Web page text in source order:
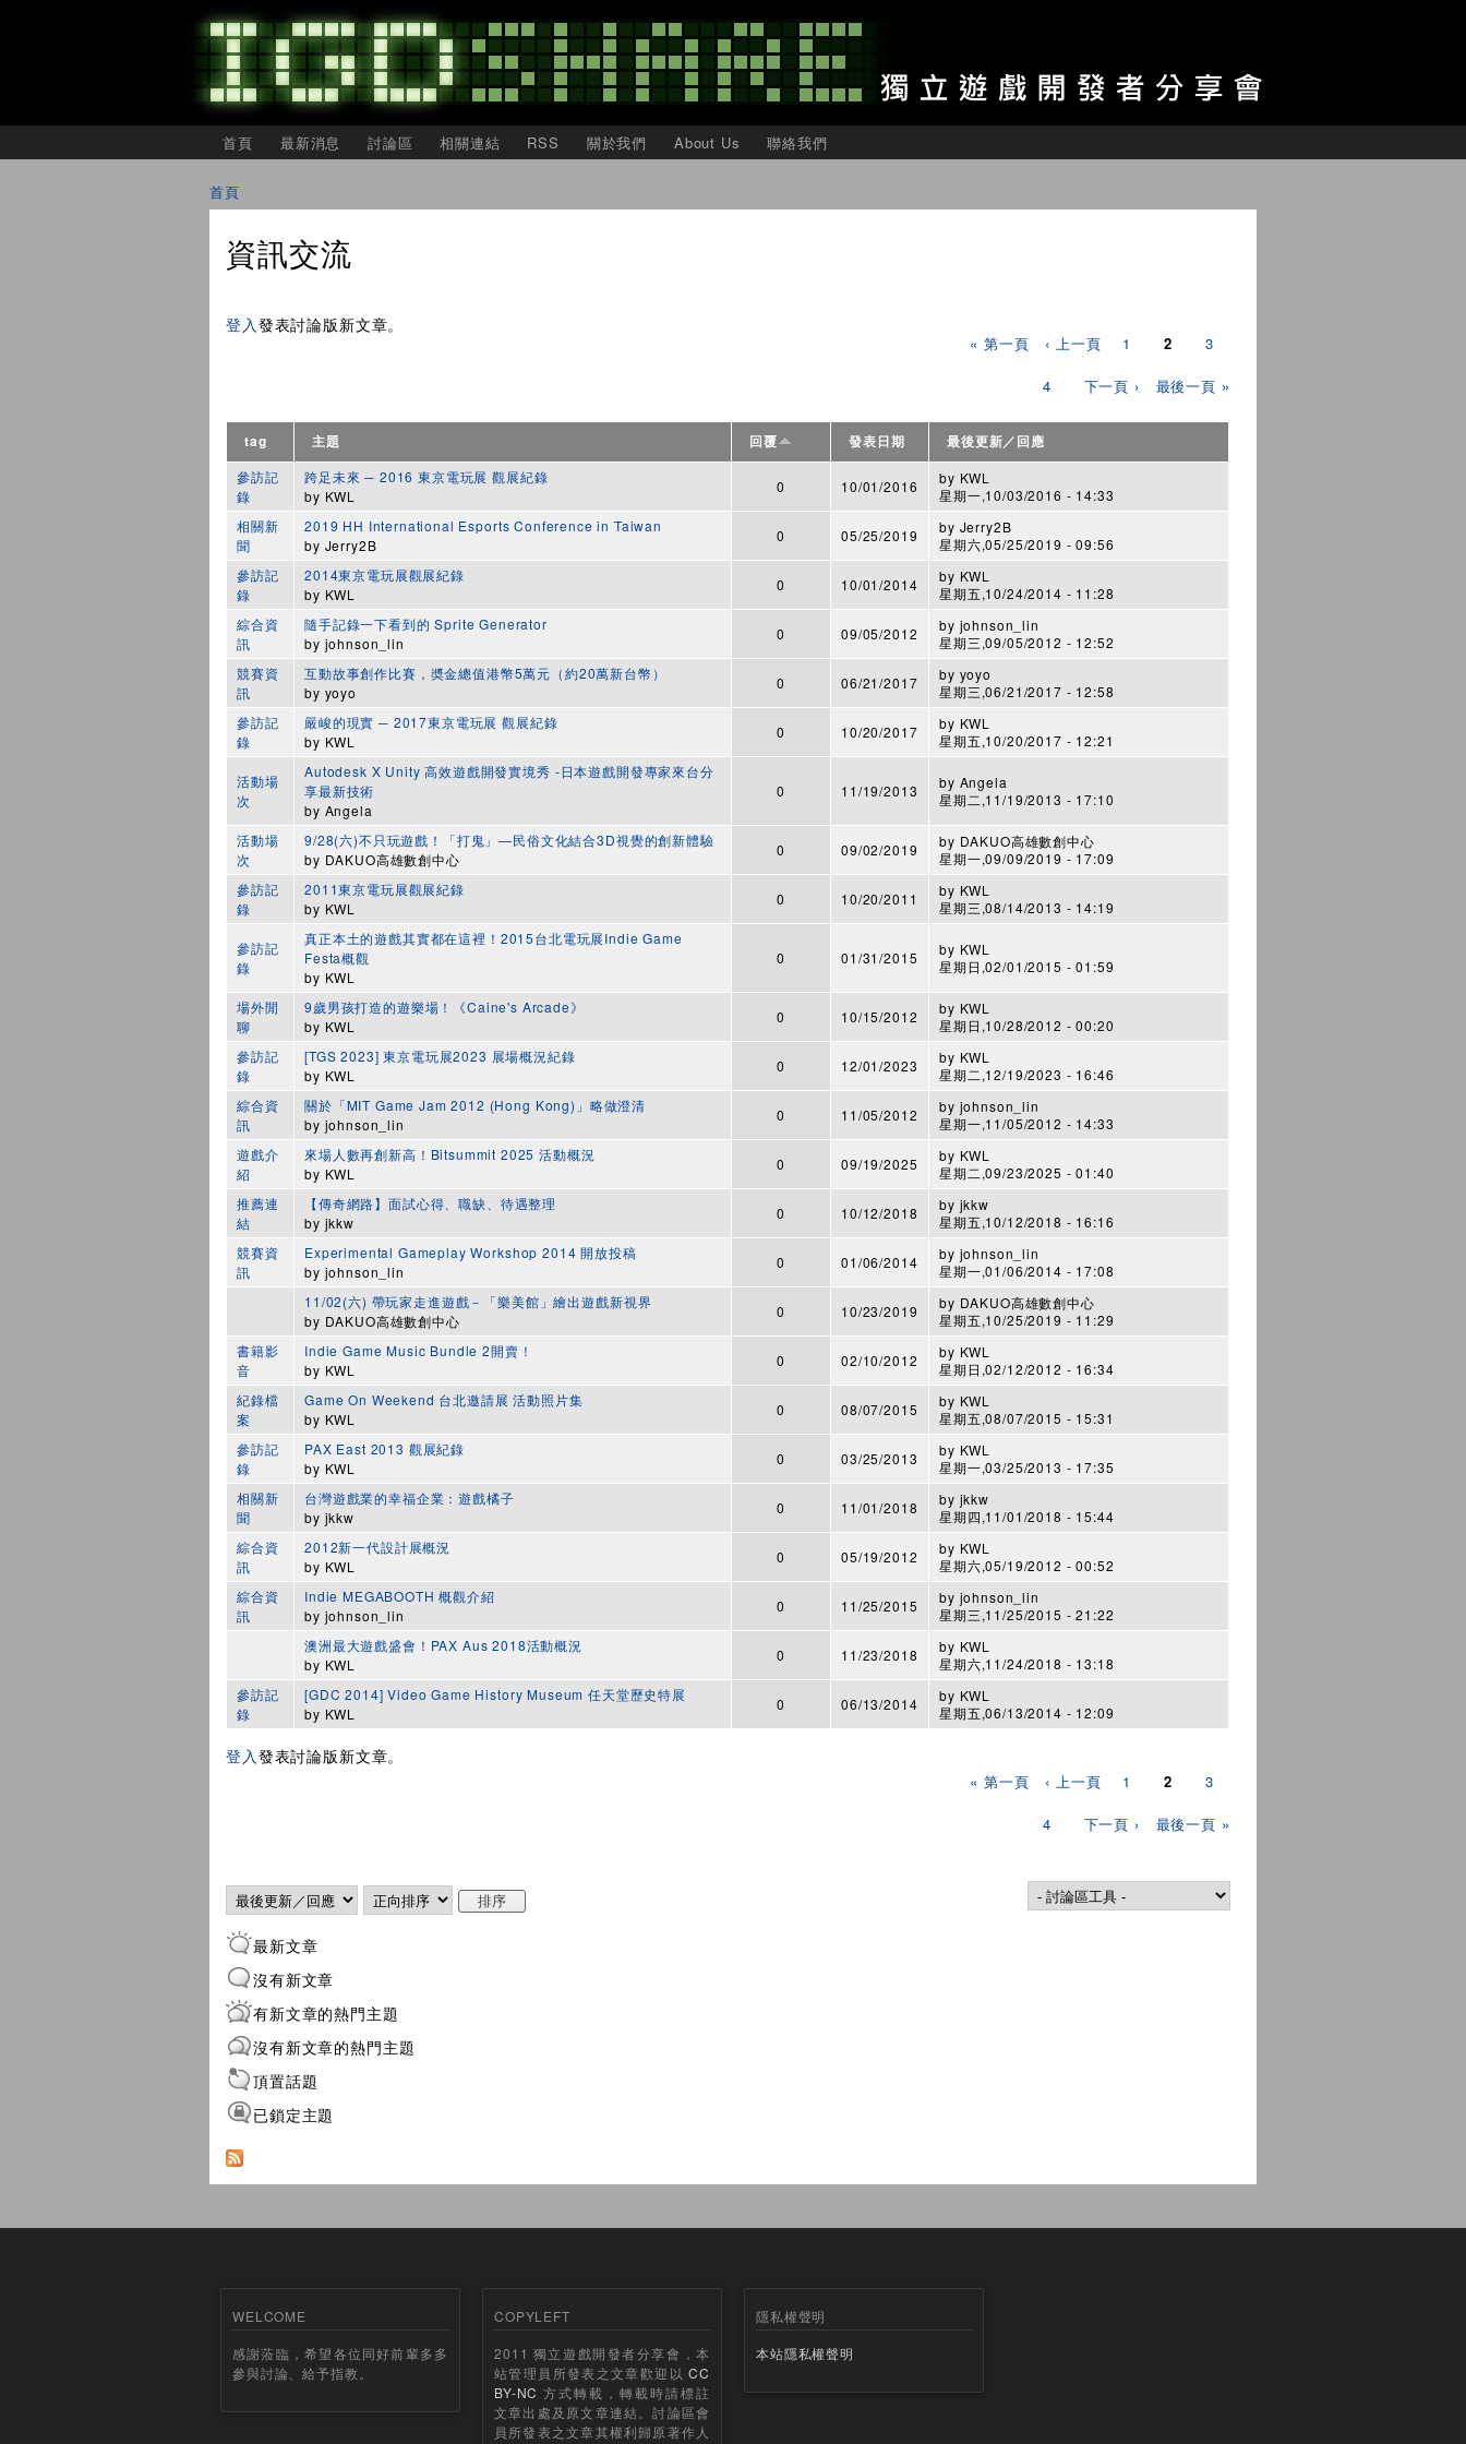
至
主
容
IGDSHARE
首頁 最新消息 討論區 相關連結 RSS 關於我們 About Us 聯絡我們
首頁
資訊交流
登入 發表討論版新文章。
« 第一頁 ‹ 上一頁 1 2 3
4 下一頁 › 最後一頁 »
tag 主題 回覆 發表日期
最後更新／回應
參訪記
錄
跨足未來 ─ 2016 東京電玩展 觀展紀錄
by KWL
0 10/01/2016 by KWL
星期一,10/03/2016 - 14:33
相關新
聞
2019 HH International Esports Conference in Taiwan
by Jerry2B
0 05/25/2019 by Jerry2B
星期六,05/25/2019 - 09:56
參訪記
錄
2014東京電玩展觀展紀錄
by KWL
0 10/01/2014 by KWL
星期五,10/24/2014 - 11:28
綜合資
訊
隨手記錄一下看到的 Sprite Generator
by johnson_lin
0 09/05/2012 by johnson_lin
星期三,09/05/2012 - 12:52
競賽資
訊
互動故事創作比賽，奬金總值港幣5萬元（約20萬新台幣）
by yoyo
0 06/21/2017 by yoyo
星期三,06/21/2017 - 12:58
參訪記
錄
嚴峻的現實 ─ 2017東京電玩展 觀展紀錄
by KWL
0 10/20/2017 by KWL
星期五,10/20/2017 - 12:21
活動場
次
Autodesk X Unity 高效遊戲開發實境秀 -日本遊戲開發專家來台分
享最新技術
by Angela
0 11/19/2013 by Angela
星期二,11/19/2013 - 17:10
活動場
次
9/28(六)不只玩遊戲！「打鬼」—民俗文化結合3D視覺的創新體驗
by DAKUO高雄數創中心
0 09/02/2019 by DAKUO高雄數創中心
星期一,09/09/2019 - 17:09
參訪記
錄
2011東京電玩展觀展紀錄
by KWL
0 10/20/2011 by KWL
星期三,08/14/2013 - 14:19
參訪記
錄
真正本土的遊戲其實都在這裡！2015台北電玩展Indie Game
Festa概觀
by KWL
0 01/31/2015 by KWL
星期日,02/01/2015 - 01:59
場外閒
聊
9歲男孩打造的遊樂場！《Caine's Arcade》
by KWL
0 10/15/2012 by KWL
星期日,10/28/2012 - 00:20
參訪記
錄
[TGS 2023] 東京電玩展2023 展場概況紀錄
by KWL
0 12/01/2023 by KWL
星期二,12/19/2023 - 16:46
綜合資
訊
關於「MIT Game Jam 2012 (Hong Kong)」略做澄清
by johnson_lin
0 11/05/2012 by johnson_lin
星期一,11/05/2012 - 14:33
遊戲介
紹
來場人數再創新高！Bitsummit 2025 活動概況
by KWL
0 09/19/2025 by KWL
星期二,09/23/2025 - 01:40
推薦連
結
【傳奇網路】面試心得、職缺、待遇整理
by jkkw
0 10/12/2018 by jkkw
星期五,10/12/2018 - 16:16
競賽資
訊
Experimental Gameplay Workshop 2014 開放投稿
by johnson_lin
0 01/06/2014 by johnson_lin
星期一,01/06/2014 - 17:08
11/02(六) 帶玩家走進遊戲－「樂美館」繪出遊戲新視界
by DAKUO高雄數創中心
0 10/23/2019 by DAKUO高雄數創中心
星期五,10/25/2019 - 11:29
書籍影
音
Indie Game Music Bundle 2開賣！
by KWL
0 02/10/2012 by KWL
星期日,02/12/2012 - 16:34
紀錄檔
案
Game On Weekend 台北邀請展 活動照片集
by KWL
0 08/07/2015 by KWL
星期五,08/07/2015 - 15:31
參訪記
錄
PAX East 2013 觀展紀錄
by KWL
0 03/25/2013 by KWL
星期一,03/25/2013 - 17:35
相關新
聞
台灣遊戲業的幸福企業：遊戲橘子
by jkkw
0 11/01/2018 by jkkw
星期四,11/01/2018 - 15:44
綜合資
訊
2012新一代設計展概況
by KWL
0 05/19/2012 by KWL
星期六,05/19/2012 - 00:52
綜合資
訊
Indie MEGABOOTH 概觀介紹
by johnson_lin
0 11/25/2015 by johnson_lin
星期三,11/25/2015 - 21:22
澳洲最大遊戲盛會！PAX Aus 2018活動概況
by KWL
0 11/23/2018 by KWL
星期六,11/24/2018 - 13:18
參訪記
錄
[GDC 2014] Video Game History Museum 任天堂歷史特展
by KWL
0 06/13/2014 by KWL
星期五,06/13/2014 - 12:09
登入 發表討論版新文章。
頁面
« 第一頁 ‹ 上一頁 1 2 3
4 下一頁 › 最後一頁 »
Order by
排序
最新文章
沒有新文章
有新文章的熱門主題
沒有新文章的熱門主題
頂置話題
已鎖定主題
WELCOME
感謝蒞臨，希望各位同好前輩多多
參與討論、給予指教。
COPYLEFT
2011 獨立遊戲開發者分享會，本
站管理員所發表之文章歡迎以CC
BY-NC 方式轉載，轉載時請標註
文章出處及原文章連結。討論區會
員所發表之文章其權利歸原著作人
隱私權聲明
本站隱私權聲明